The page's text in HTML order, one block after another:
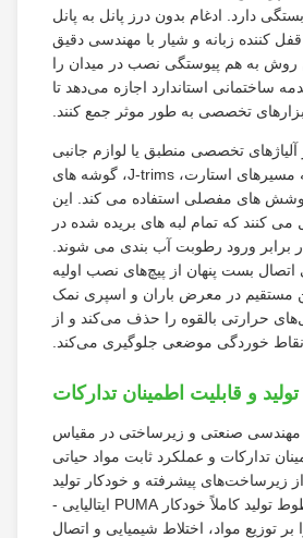
ادغام بدون درز پانل به پانل
زبانه و شیار با مهندسی دقیق
هم پیوستگی نصب در میدان را
استاندارد اجازه می‌دهد تا
تخصصی به طور موثر جمع کنند.
تخصصی منطبق یا لوازم جانبی
هماهنگ رنگ، از جمله مسیرهای استارت، J-trims، گوشه های
مفصلی استفاده می کند. این
که تمام لبه های بریده شده در
ورود رطوبت آب بندی می شوند.
بست پنهان از پیچ‌های نصب اولیه
در معرض باران و اسپری نمک
بالقوه را حذف می‌کند و از
خوردگی موضعی جلوگیری می‌کند.
صنعتی و زیرساختی در مقیاس
و عملکرد ثابت مواد حیاتی
پیشرفته و خودکار تولید
مداوم - مانند خطوط تولید کاملاً خودکار PUMA ایتالیایی -
مواد، اختلاط شیمیایی و اتصال